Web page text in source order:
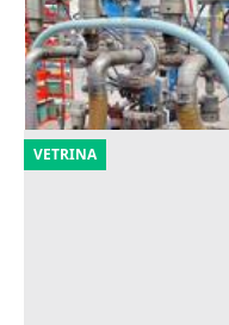
Spoleto (Perugia)
3.150 €
28/09/2026
VETRINA